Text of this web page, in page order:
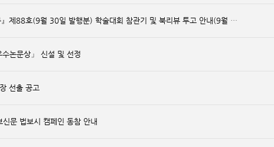
[투고 안내]『불교학연구』제88호(9월 30일 발행분) 학술대회 참관기 및 북리뷰 투고 안내(9월 5일(토) 마감)
논문상」 신설 및 선정
선출 공고
문 법보시 캠페인 동참 안내